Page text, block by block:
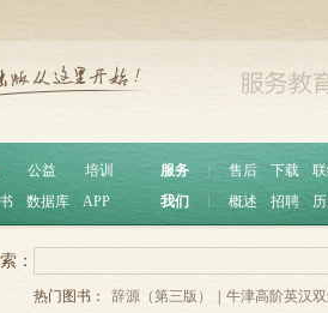
公益
培训
数据库 APP
服务 ︱ 售后 下载
我们
概述 招聘
：
热门图书： 辞源（第三版） 牛津高阶英汉